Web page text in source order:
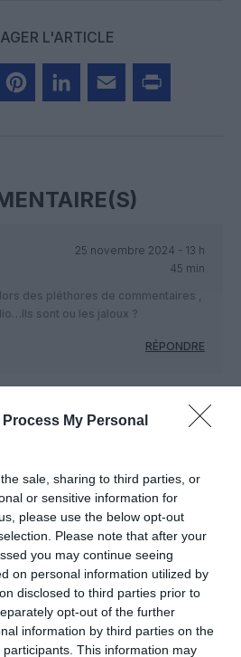
Process My Personal
sale, sharing to third parties, or
or sensitive information for
please use the below opt-out
Please note that after your
you may continue seeing
on personal information utilized by
disclosed to third parties prior to
opt-out of the further
information by third parties on the
participants. This information may
L'ARTICLE
25 novembre 2024 - 13 h
45 min
des pléthores de commentaires ,
sont ou les jaloux ?
RÉPONDRE
UN COMMENTAIRE
UN DON
aux lecteurs !
Journal participezà son
!